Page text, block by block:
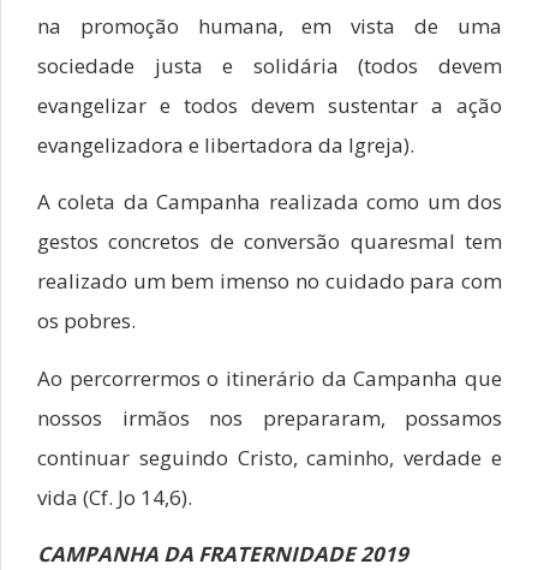
na promoção humana, em vista de uma
sociedade justa e solidária (todos devem
evangelizar e todos devem sustentar a ação
evangelizadora e libertadora da Igreja).
A coleta da Campanha realizada como um dos
gestos concretos de conversão quaresmal tem
realizado um bem imenso no cuidado para com
os pobres.
Ao percorrermos o itinerário da Campanha que
nossos irmãos nos prepararam, possamos
continuar seguindo Cristo, caminho, verdade e
vida (Cf. Jo 14,6).
CAMPANHA DA FRATERNIDADE 2019